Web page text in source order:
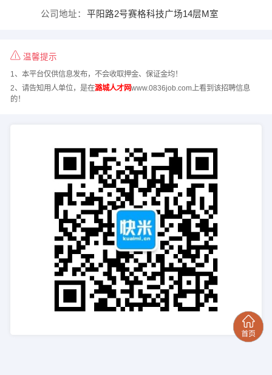
公司地址： 平阳路2号赛格科技广场14层M室
温馨提示
1、本平台仅供信息发布，不会收取押金、保证金均！
2、请告知用人单位，是在潞城人才网www.0836job.com上看到该招聘信息
的！